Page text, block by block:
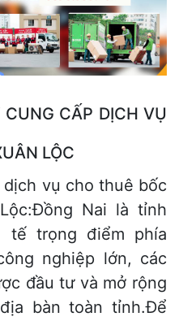
CẤP DỊCH VỤ
LỘC
vụ cho thuê bốc
Nai là tỉnh
tế trọng điểm phía
nghiệp lớn, các
đầu tư và mở rộng
bàn toàn tỉnh.Để